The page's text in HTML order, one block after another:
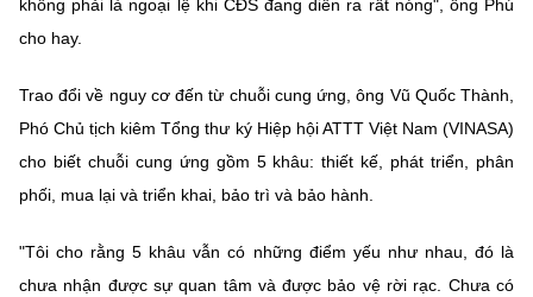
Liên hệ
Địa chỉ: Ban Biên tập Cổng TTĐT - 18 Nguyễn Du, TP. Hà Nội
Email:stc@mst.gov.vn
©2026 Bản quyền thuộc Bộ Khoa Học và Công Nghệ
(Ghi rõ nguồn "https://mst.gov.vn" khi phát hành lại thông tin từ
không phải là ngoại lệ khi CĐS đang diễn ra rất nóng", ông Phú
cho hay.
Trao đổi về nguy cơ đến từ chuỗi cung ứng, ông Vũ Quốc Thành,
Phó Chủ tịch kiêm Tổng thư ký Hiệp hội ATTT Việt Nam (VINASA)
cho biết chuỗi cung ứng gồm 5 khâu: thiết kế, phát triển, phân
phối, mua lại và triển khai, bảo trì và bảo hành.
"Tôi cho rằng 5 khâu vẫn có những điểm yếu như nhau, đó là
chưa nhận được sự quan tâm và được bảo vệ rời rạc. Chưa có